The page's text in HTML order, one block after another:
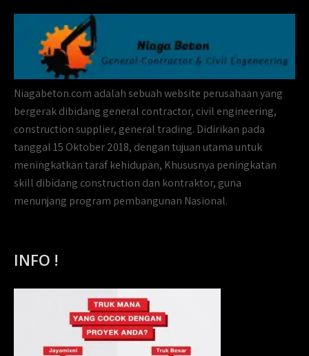
Niagabeton.com adalah sebuah website perusahaan yang
bergerak dibidang general contractor, civil engineering,
construction supplier, general trading. Didirikan pada
tanggal 15 Oktober 2018, dengan tujuan utama untuk
meningkatkan taraf kehidupan, Khususnya peningkatan
skill dibidang construction dan kontraktor, guna
menunjang program pembangunan Nasional.
INFO !